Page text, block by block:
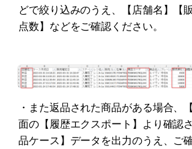
どで絞り込みのうえ、【店舗名】【
点数】などをご確認ください。
・また返品された商品がある場合、
面の【履歴エクスポート】より確認
品ケース】データを出力のうえ、ご